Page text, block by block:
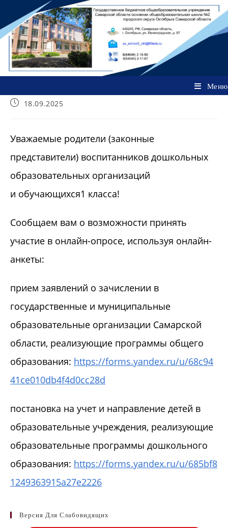
содержимому
Меню
Запись18.09.2025
Уважаемые родители (законные
представители) воспитанников дошкольных
образовательных организаций
и обучающихся1 класса!
Сообщаем вам о возможности принять
участие в онлайн-опросе, используя онлайн-
анкеты:
прием заявлений о зачислении в
государственные и муниципальные
образовательные организации Самарской
области, реализующие программы общего
образования: https://forms.yandex.ru/u/68c94
41ce010db4f4d0cc28d
постановка на учет и направление детей в
образовательные учреждения, реализующие
образовательные программы дошкольного
образования: https://forms.yandex.ru/u/685bf8
1249363915a27e2226
Версия Для Слабовидящих